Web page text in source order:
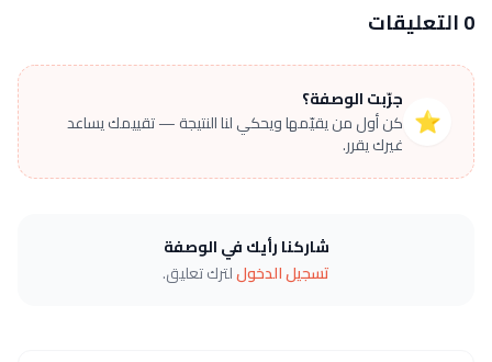
0 التعليقات
⭐
جرّبت الوصفة؟
كن أول من يقيّمها ويحكي لنا النتيجة — تقييمك يساعد
غيرك يقرر.
شاركنا رأيك في الوصفة
تسجيل الدخوللترك تعليق.